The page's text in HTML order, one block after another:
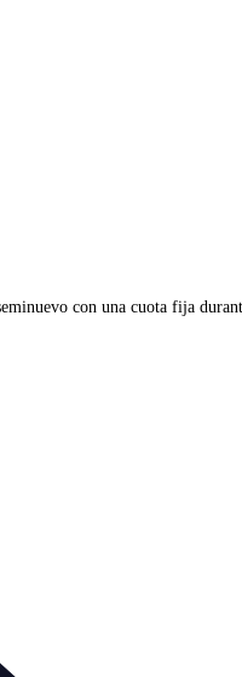
con una cuota fija